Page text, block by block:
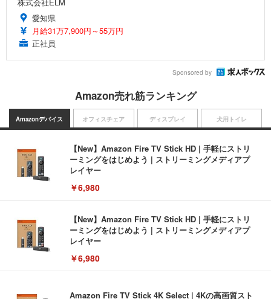
株式会社ELM
愛知県
月給31万7,900円～55万円
正社員
Sponsored by
Amazon売れ筋ランキング
Amazonデバイス
【New】Amazon Fire TV Stick HD | 手軽にストリ
ーミングをはじめよう | ストリーミングメディアプ
レイヤー
￥6,980
【New】Amazon Fire TV Stick HD | 手軽にストリ
ーミングをはじめよう | ストリーミングメディアプ
レイヤー
￥6,980
Amazon Fire TV Stick 4K Select | 4Kの高画質スト
オフィスチェア ディスプレイ 犬用トイレ